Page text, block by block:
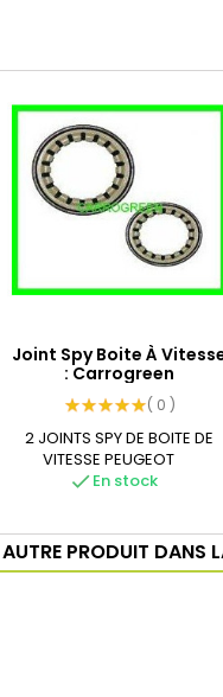
Joint Spy Boite À
: Carrogreen
( 0 )
2 JOINTS SPY DE BOITE DE
VITESSE PEUGEOT
checkEn stock
AUTRE PRODUIT DANS